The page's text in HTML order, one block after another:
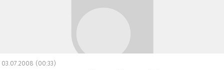
03.07.2008 (00:33)